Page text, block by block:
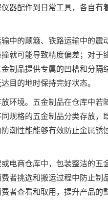
器配件到日常工具，各自
中的颠簸、铁路运输中的震
就可能导致精度偏差；对于
制品提供专属的凹槽和分隔
目的地时保持完好状态。
环境。五金制品在仓库中若
规格的五金制品分类存放，
潮性能能够有效防止金属锈
电商仓库中，包装整洁的五
者挑选和搬运过程中防止制
者查看和取用，提升产品的